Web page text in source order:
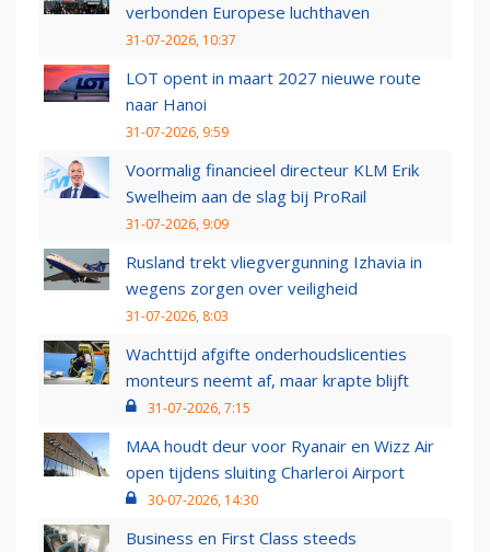
verbonden Europese luchthaven
31-07-2026, 10:37
LOT opent in maart 2027 nieuwe route
naar Hanoi
31-07-2026, 9:59
Voormalig financieel directeur KLM Erik
Swelheim aan de slag bij ProRail
31-07-2026, 9:09
Rusland trekt vliegvergunning Izhavia in
wegens zorgen over veiligheid
31-07-2026, 8:03
Wachttijd afgifte onderhoudslicenties
monteurs neemt af, maar krapte blijft
31-07-2026, 7:15
MAA houdt deur voor Ryanair en Wizz Air
open tijdens sluiting Charleroi Airport
30-07-2026, 14:30
Business en First Class steeds